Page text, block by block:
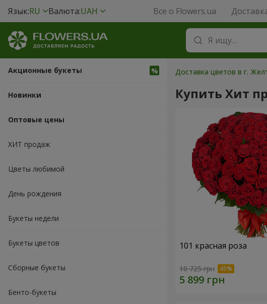
Язык:RU Валюта:UAH Все о Flowers.ua
Акционные букеты
Новинки
Оптовые цены
ХИТ продаж
Цветы любимой
День рождения
Букеты недели
Букеты цветов
Сборные букеты
Бенто-букеты
Доставка цветов в г.
Купить Хит
101 красная роза
10 725 грн